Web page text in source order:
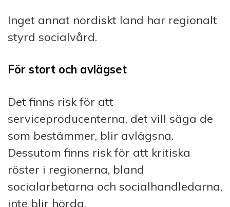
Inget annat nordiskt land har regionalt
styrd socialvård.
För stort och avlägset
Det finns risk för att
serviceproducenterna, det vill säga de
som bestämmer, blir avlägsna.
Dessutom finns risk för att kritiska
röster i regionerna, bland
socialarbetarna och socialhandledarna,
inte blir hörda.